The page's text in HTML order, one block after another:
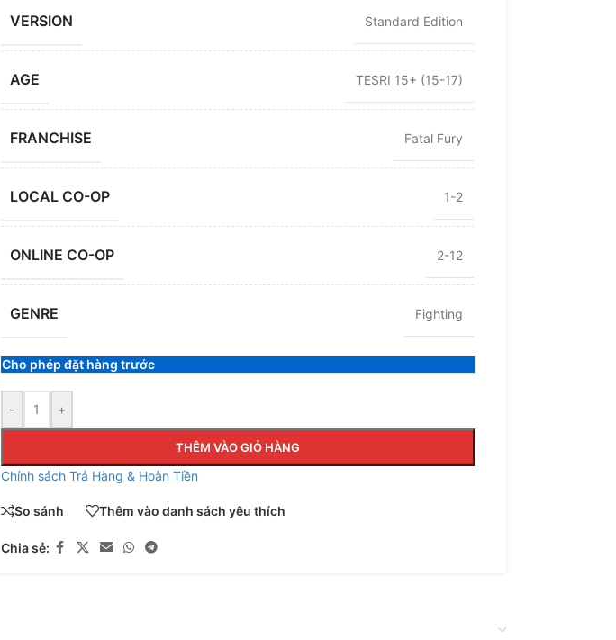
VERSION Standard Edition
AGE TESRI 15+ (15-17)
FRANCHISE Fatal Fury
LOCAL CO-OP 1-2
ONLINE CO-OP 2-12
GENRE Fighting
Cho phép đặt hàng trước
- +
THÊM VÀO GIỎ HÀNG
Chính sách Trả Hàng & Hoàn Tiền
So sánh Thêm vào danh sách yêu thích
Chia sẻ: